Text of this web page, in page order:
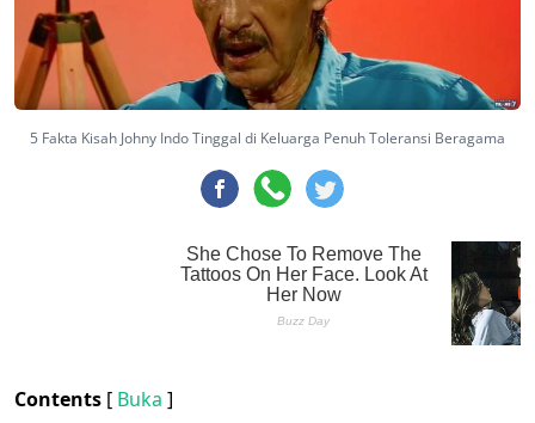
5 Fakta Kisah Johny Indo Tinggal di Keluarga Penuh Toleransi Beragama
Contents [ Buka ]